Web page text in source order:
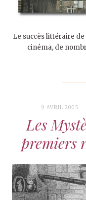
Le succès littéraire
cinéma, de
9 AVRIL 2005
Les
premiers